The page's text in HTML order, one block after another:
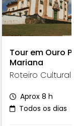
Tour em Ouro
Mariana
Roteiro Cultural
Aprox 8 h
Todos os dias